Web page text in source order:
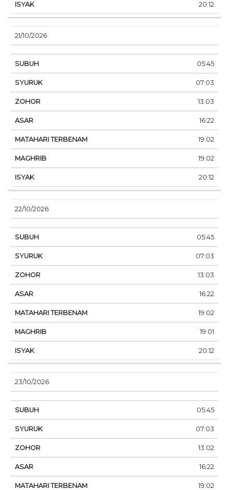
20:12
21/10/2026
05:45
07:03
13:03
16:22
19:02
19:02
20:12
22/10/2026
05:45
07:03
13:03
16:22
19:02
19:01
20:12
23/10/2026
05:45
07:03
13:02
16:22
19:02